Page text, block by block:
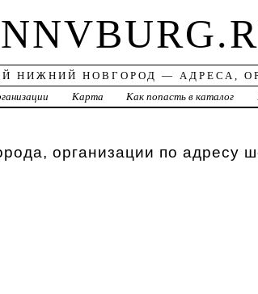
НИЖНИЙ НОВГОРОД — АДРЕСА,
Карта Как попасть в каталог
организации по адресу